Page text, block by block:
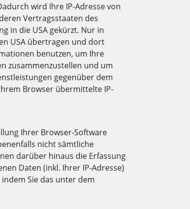
wird Ihre IP-Adresse von
Vertragsstaaten des
in die USA gekürzt. Nur in
USA übertragen und dort
benutzen, um Ihre
zusammenzustellen und um
gegenüber dem
Browser übermittelte IP-
Ihrer Browser-Software
nicht sämtliche
darüber hinaus die Erfassung
Daten (inkl. Ihrer IP-Adresse)
Sie das unter dem